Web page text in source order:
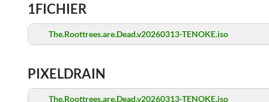
1FICHIER
The.Roottrees.are.Dead.v20260313-TENOKE.iso
PIXELDRAIN
The.Roottrees.are.Dead.v20260313-TENOKE.iso